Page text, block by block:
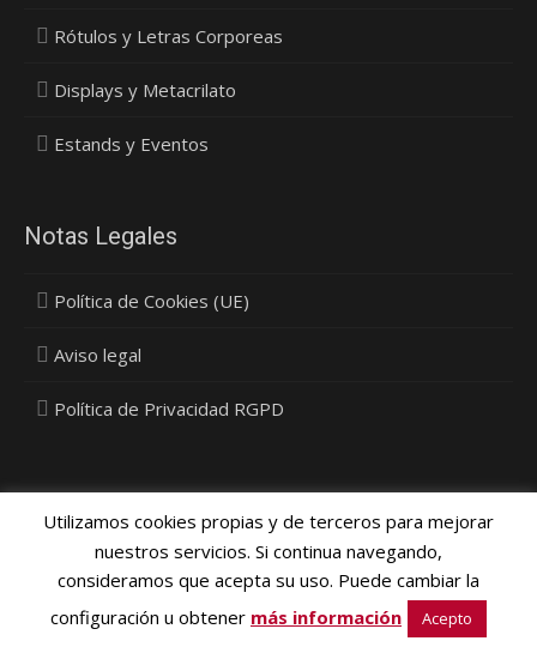
Rótulos y Letras Corporeas
Displays y Metacrilato
Estands y Eventos
Notas Legales
Política de Cookies (UE)
Aviso legal
Política de Privacidad RGPD
Política Privacidad, Cookies y Protección de Datos- © 2015
Vinyldecor SL - DiseñoMedia Next Ltd.
Utilizamos cookies propias y de terceros para mejorar
nuestros servicios. Si continua navegando,
consideramos que acepta su uso. Puede cambiar la
configuración u obtener más información Acepto